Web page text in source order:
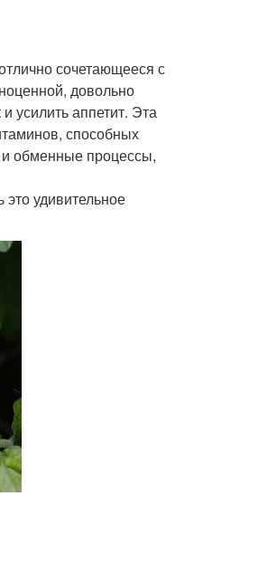
сочетающееся с
довольно
усилить аппетит. Эта
способных
обменные процессы,
это удивительное